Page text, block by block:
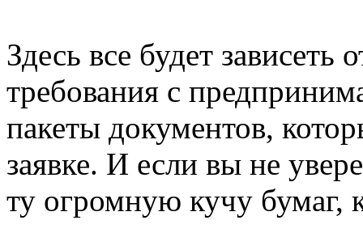
Здесь все будет
требования с
пакеты документов,
заявке. И если вы не
ту огромную кучу бумаг,